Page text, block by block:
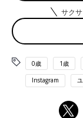
サク
0歳 1歳
Instagram